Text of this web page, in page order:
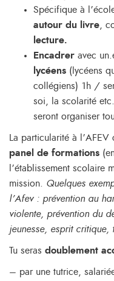
Spécifique à
autour du livre ,
lecture.
Encadrer avec
lycéens (lycéens
collégiens) 1h /
soi, la scolarité
seront organiser
La particularité à
panel de formations
l’établissement scolaire
mission. Quelques
l’Afev : prévention au
violente, prévention du
jeunesse, esprit critique,
Tu seras doublement
– par une tutrice,